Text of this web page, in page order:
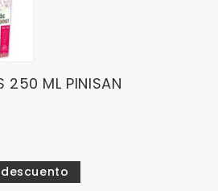
250 ML PINISAN
descuento